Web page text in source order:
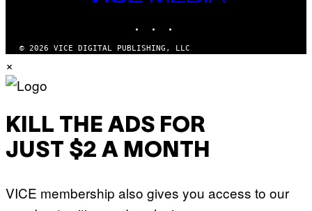
MEDIA
© 2026 VICE DIGITAL PUBLISHING, LLC
×
KILL THE ADS FOR
JUST $2 A MONTH
VICE membership also gives you access to our